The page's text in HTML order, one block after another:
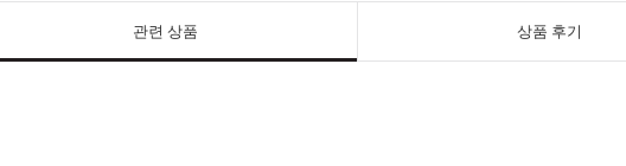
관련 상품 상품 후기